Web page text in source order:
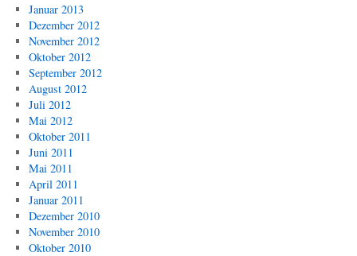
Januar 2013
Dezember 2012
November 2012
Oktober 2012
September 2012
August 2012
Juli 2012
Mai 2012
Oktober 2011
Juni 2011
Mai 2011
April 2011
Januar 2011
Dezember 2010
November 2010
Oktober 2010